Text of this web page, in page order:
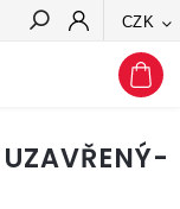
CZK
Hledat